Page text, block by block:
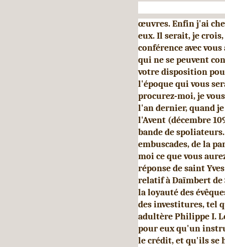
œuvres. Enfin j'ai
eux. Il serait, je
confé­rence avec
qui ne se peuvent
votre dispo­sition
l'époque qui vous
procurez-moi, je
l'an dernier, quand
l'Avent (décembre
bande de
embuscades, de la
moi ce que vous
réponse de saint
relatif à Daïmbert de
la loyauté des
des investitures, tel
adultère Philippe I.
pour eux qu'un
le crédit, et qu'ils se